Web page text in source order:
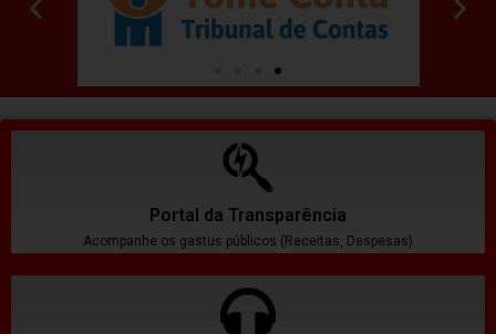
Portal da Transparência
Acompanhe os gastus públicos (Receitas, Despesas)